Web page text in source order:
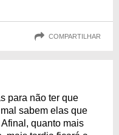
COMPARTILHAR
para não ter que
sabem elas que
quanto mais